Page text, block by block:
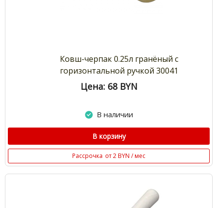
Ковш-черпак 0.25л гранёный с
горизонтальной ручкой 30041
Цена: 68 BYN
В наличии
В корзину
Рассрочка от 2 BYN / мес